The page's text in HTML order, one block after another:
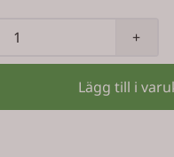
+
Lägg till i